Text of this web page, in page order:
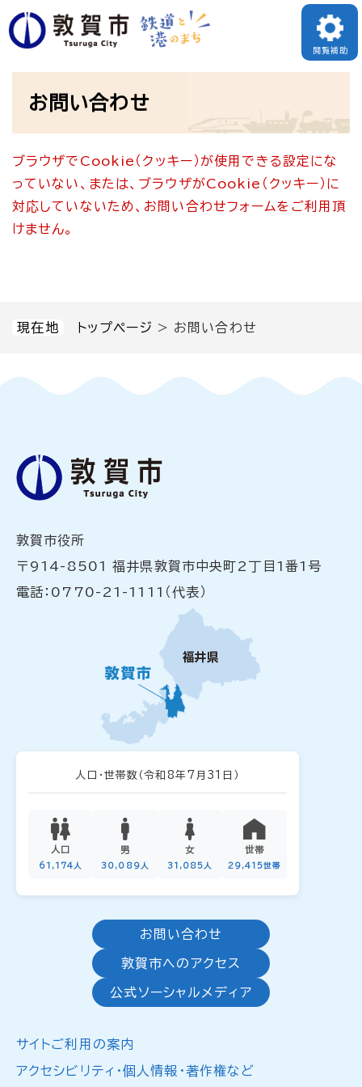
ペ
ー
す
メニューを飛ばして本文へ
閲覧補助
現在地 トップページ > お問い合わせ
お問い合わせ
ブラウザでCookie（クッキー）が使用できる設定にな
っていない、または、ブラウザがCookie（クッキー）に
対応していないため、お問い合わせフォームをご利用頂
けません。
敦賀市役所
〒914-8501 福井県敦賀市中央町2丁目1番1号
電話：0770-21-1111（代表）
人口・世帯数 （令和8年7月31日）
人口
61,174人
男
30,089人
女
31,085人
世帯
29,415世帯
お問い合わせ
敦賀市へのアクセス
公式ソーシャルメディア
サイトご利用の案内
アクセシビリティ・個人情報・著作権など